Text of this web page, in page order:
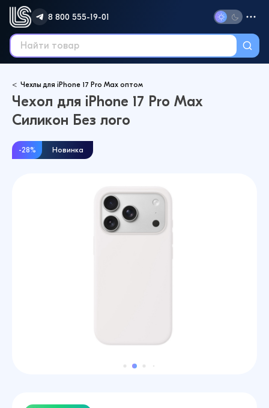
8 800 555-19-01
Чехлы для iPhone 17 Pro Max оптом
Чехол для iPhone 17 Pro Max
Силикон Без лого
-28% Новинка